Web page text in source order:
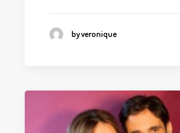
by veronique